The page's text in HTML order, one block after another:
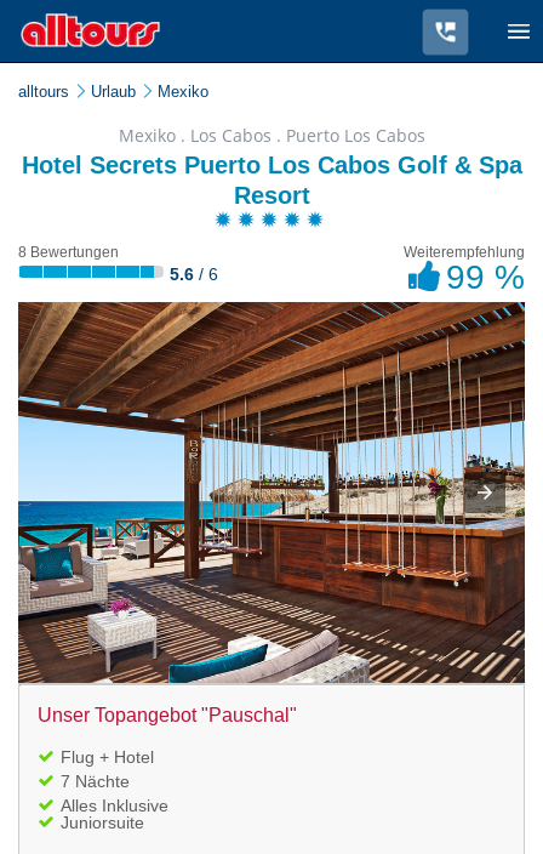
alltours Urlaub Mexiko
Mexiko . Los Cabos . Puerto Los Cabos
Hotel Secrets Puerto Los Cabos Golf & Spa
Resort
8 Bewertungen
5.6 / 6
Weiterempfehlung
99 %
Unser Topangebot "Pauschal"
Flug + Hotel
7 Nächte
Alles Inklusive
Juniorsuite